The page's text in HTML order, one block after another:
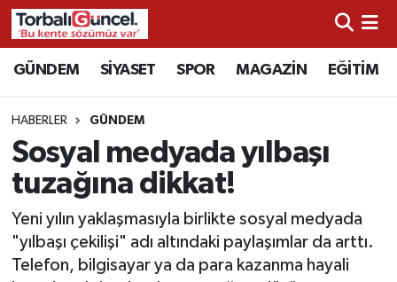
GÜNDEM SİYASET SPOR MAGAZİN EĞİTİM
HABERLER GÜNDEM
Sosyal medyada yılbaşı
tuzağına dikkat!
Yeni yılın yaklaşmasıyla birlikte sosyal medyada
"yılbaşı çekilişi" adı altındaki paylaşımlar da arttı.
Telefon, bilgisayar ya da para kazanma hayali
İzmir Nöbetçi Eczaneler
İzmir Hava Durumu
İzmir Namaz Vakitleri
İzmir Trafik Yoğunluk Haritası
Süper Lig Puan Durumu ve Fikstür